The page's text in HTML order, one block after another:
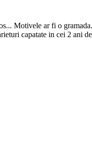
Motivele ar fi o
capatate in cei 2 ani